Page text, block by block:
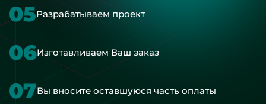
05Разрабатываем проект
06Изготавливаем Ваш заказ
07Вы вносите оставшуюся часть оплаты